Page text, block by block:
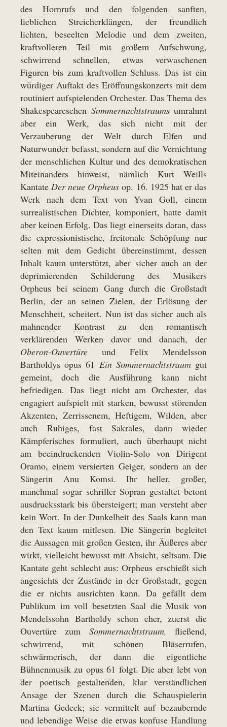
des Hornrufs und den folgenden sanften,
lieblichen Streicherklängen, der freundlich
lichten, beseelten Melodie und dem zweiten,
kraftvolleren Teil mit großem Aufschwung,
schwirrend schnellen, etwas verwaschenen
Figuren bis zum kraftvollen Schluss. Das ist ein
würdiger Auftakt des Eröffnungskonzerts mit dem
routiniert aufspielenden Orchester. Das Thema des
Shakespeareschen Sommernachtstraumsumrahmt
aber ein Werk, das sich nicht mit der
Verzauberung der Welt durch Elfen und
Naturwunder befasst, sondern auf die Vernichtung
der menschlichen Kultur und des demokratischen
Miteinanders hinweist, nämlich Kurt Weills
KantateDer neue Orpheusop. 16. 1925 hat er das
Werk nach dem Text von Yvan Goll, einem
surrealistischen Dichter, komponiert, hatte damit
aber keinen Erfolg. Das liegt einerseits daran, dass
die expressionistische, freitonale Schöpfung nur
selten mit dem Gedicht übereinstimmt, dessen
Inhalt kaum unterstützt, aber sicher auch an der
deprimierenden Schilderung des Musikers
Orpheus bei seinem Gang durch die Großstadt
Berlin, der an seinen Zielen, der Erlösung der
Menschheit, scheitert. Nun ist das sicher auch als
mahnender Kontrast zu den romantisch
verklärenden Werken davor und danach, der
Oberon-Ouvertüre und Felix Mendelsson
Bartholdys opus 61 Ein Sommernachtstraum gut
gemeint, doch die Ausführung kann nicht
befriedigen. Das liegt nicht am Orchester, das
engagiert aufspielt mit starken, bewusst störenden
Akzenten, Zerrissenem, Heftigem, Wilden, aber
auch Ruhiges, fast Sakrales, dann wieder
Kämpferisches formuliert, auch überhaupt nicht
am beeindruckenden Violin-Solo von Dirigent
Oramo, einem versierten Geiger, sondern an der
Sängerin Anu Komsi. Ihr heller, großer,
manchmal sogar schriller Sopran gestaltet betont
ausdrucksstark bis übersteigert; man versteht aber
kein Wort. In der Dunkelheit des Saals kann man
den Text kaum mitlesen. Die Sängerin begleitet
die Aussagen mit großen Gesten, ihr Äußeres aber
wirkt, vielleicht bewusst mit Absicht, seltsam. Die
Kantate geht schlecht aus: Orpheus erschießt sich
angesichts der Zustände in der Großstadt, gegen
die er nichts ausrichten kann. Da gefällt dem
Publikum im voll besetzten Saal die Musik von
Mendelssohn Bartholdy schon eher, zuerst die
Ouvertüre zum Sommernachtstraum,fließend,
schwirrend, mit schönen Bläserrufen,
schwärmerisch, der dann die eigentliche
Bühnenmusik zu opus 61 folgt. Die aber lebt von
der poetisch gestaltenden, klar verständlichen
Ansage der Szenen durch die Schauspielerin
Martina Gedeck; sie vermittelt auf bezaubernde
und lebendige Weise die etwas konfuse Handlung